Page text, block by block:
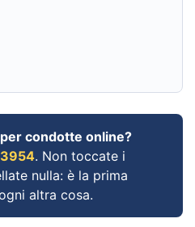
condotte online?
. Non toccate i
nulla: è la prima
altra cosa.